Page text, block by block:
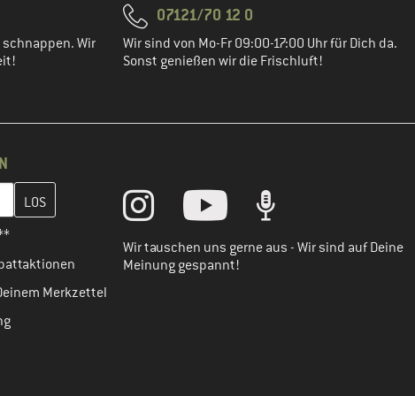
Wir
07121/70 12 0
Wir sind von Mo-Fr 09:00-17:00 Uhr für Dich da.
Sonst genießen wir die Frischluft!
ein und erstelle im nächsten Schritt dein Kundenkonto
Merkzettel
Wir tauschen uns gerne aus - Wir sind auf Deine
Meinung gespannt!